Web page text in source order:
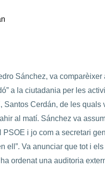
Sánchez, va comparèixer
a la ciutadania per les
Santos Cerdán, de les quals
al matí. Sánchez va
PSOE i jo com a secretari
ell”. Va anunciar que tot i
ordenat una auditoria